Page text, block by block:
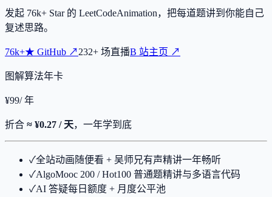
发起 76k+ Star 的 LeetCodeAnimation，把每道题讲到你能自己
复述思路。
76k+★ GitHub ↗232+ 场直播B 站主页 ↗
图解算法年卡
¥99/ 年
折合 ≈ ¥0.27 / 天，一年学到底
✓全站动画随便看 + 吴师兄有声精讲一年畅听
✓AlgoMooc 200 / Hot100 普通题精讲与多语言代码
✓AI 答疑每日额度 + 月度公平池